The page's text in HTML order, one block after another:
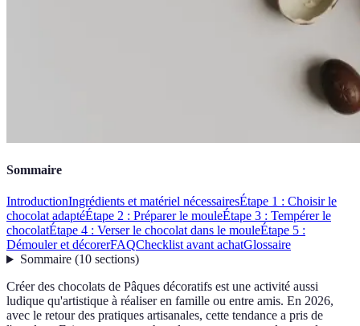
Sommaire
IntroductionIngrédients et matériel nécessairesÉtape 1 : Choisir le
chocolat adaptéÉtape 2 : Préparer le mouleÉtape 3 : Tempérer le
chocolatÉtape 4 : Verser le chocolat dans le mouleÉtape 5 :
Démouler et décorerFAQChecklist avant achatGlossaire
Sommaire(10 sections)
Créer des chocolats de Pâques décoratifs est une activité aussi
ludique qu'artistique à réaliser en famille ou entre amis. En 2026,
avec le retour des pratiques artisanales, cette tendance a pris de